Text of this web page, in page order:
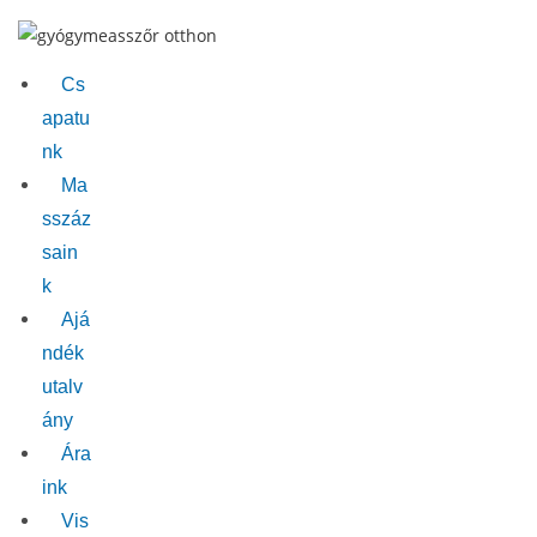
Cs
apatu
nk
Ma
sszáz
sain
k
Ajá
ndék
utalv
ány
Ára
ink
Vis